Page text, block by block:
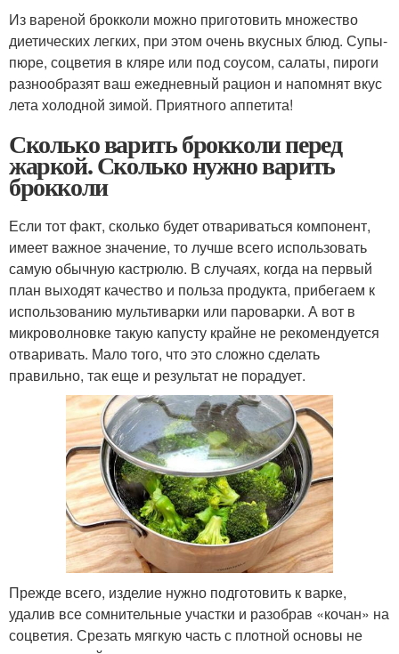
Из вареной брокколи можно приготовить множество
диетических легких, при этом очень вкусных блюд. Супы-
пюре, соцветия в кляре или под соусом, салаты, пироги
разнообразят ваш ежедневный рацион и напомнят вкус
лета холодной зимой. Приятного аппетита!
Сколько варить брокколи перед
жаркой. Сколько нужно варить
брокколи
Если тот факт, сколько будет отвариваться компонент,
имеет важное значение, то лучше всего использовать
самую обычную кастрюлю. В случаях, когда на первый
план выходят качество и польза продукта, прибегаем к
использованию мультиварки или пароварки. А вот в
микроволновке такую капусту крайне не рекомендуется
отваривать. Мало того, что это сложно сделать
правильно, так еще и результат не порадует.
Прежде всего, изделие нужно подготовить к варке,
удалив все сомнительные участки и разобрав «кочан» на
соцветия. Срезать мягкую часть с плотной основы не